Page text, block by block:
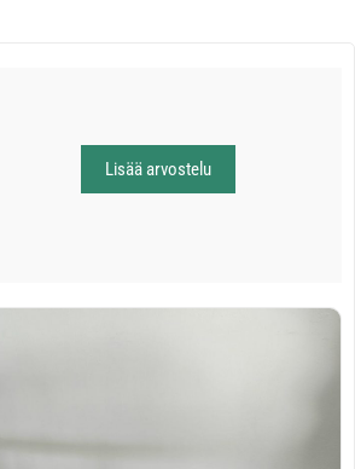
Lisää arvostelu